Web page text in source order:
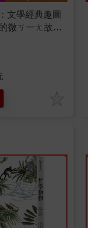
文學經典趣圖
微ㄎ一ㄤ故事